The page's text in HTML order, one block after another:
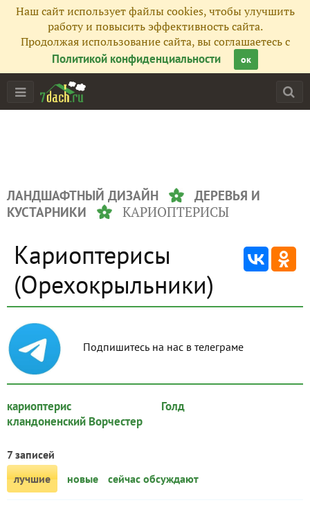
Наш сайт использует файлы cookies, чтобы улучшить
работу и повысить эффективность сайта.
Продолжая использование сайта, вы соглашаетесь с
Политикой конфиденциальности
ок
ЛАНДШАФТНЫЙ ДИЗАЙН
ДЕРЕВЬЯ И
КУСТАРНИКИ
КАРИОПТЕРИСЫ
Кариоптерисы
(Орехокрыльники)
Подпишитесь на нас в телеграме
кариоптерис
кландоненский Ворчестер
Голд
7 записей
лучшие
новые сейчас обсуждают